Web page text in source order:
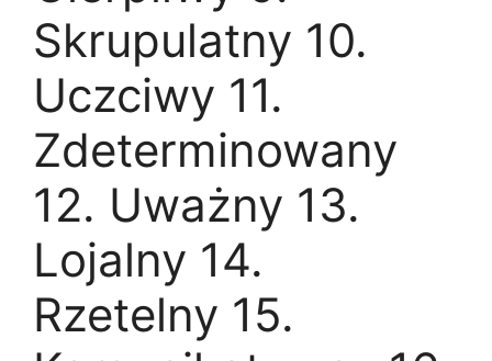
Skrupulatny 10.
Uczciwy 11.
Zdeterminowany
12. Uważny 13.
Lojalny 14.
Rzetelny 15.